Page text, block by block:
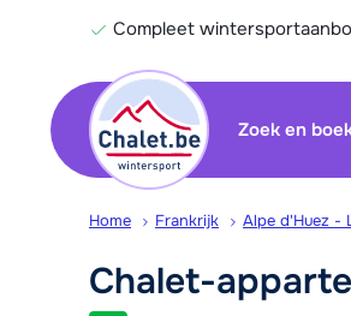
Compleet
Zoek en
Home Frankrijk Alpe d'Huez -
Chalet-